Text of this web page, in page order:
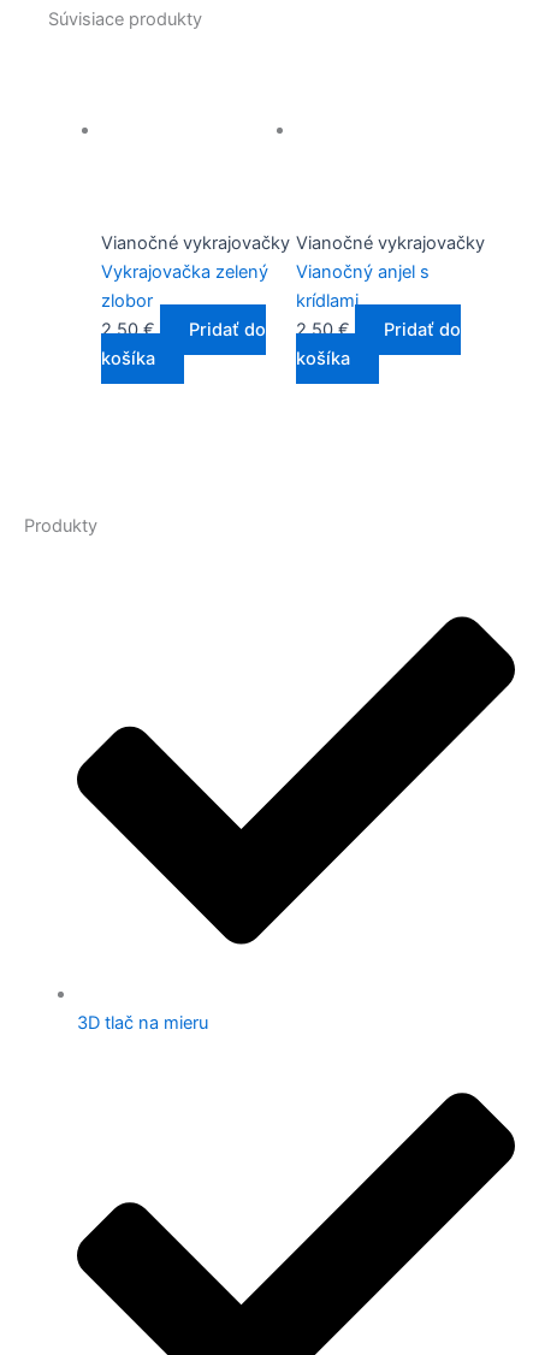
Súvisiace produkty
Vianočné vykrajovačky
Vykrajovačka zelený
zlobor
2,50€
Pridať do
košíka
Vianočné vykrajovačky
Vianočný anjel s
krídlami
2,50€
Pridať do
košíka
Produkty
3D tlač na mieru